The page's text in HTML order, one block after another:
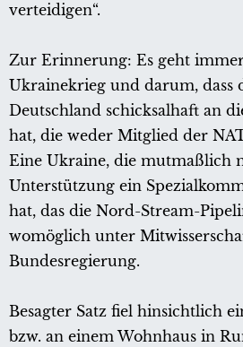
verteidigen“.
Zur Erinnerung: Es geht
Ukrainekrieg und darum, dass
Deutschland schicksalhaft an
hat, die weder Mitglied der
Eine Ukraine, die mutmaßlich
Unterstützung ein
hat, das die Nord-Stream-
womöglich unter
Bundesregierung.
Besagter Satz fiel hinsichtlich
bzw. an einem Wohnhaus in